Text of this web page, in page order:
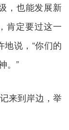
，也能发展新
肯定要过这一
地说，“你们的
。”
来到岸边，举